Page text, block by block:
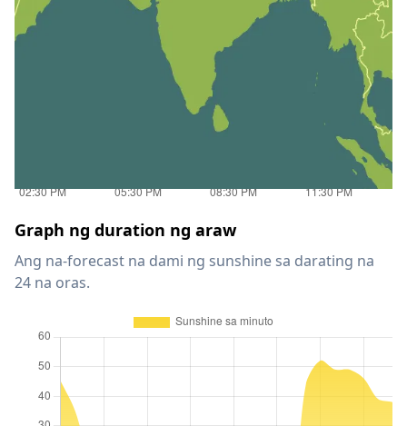
Graph ng duration ng araw
Ang na-forecast na dami ng sunshine sa darating na
24 na oras.